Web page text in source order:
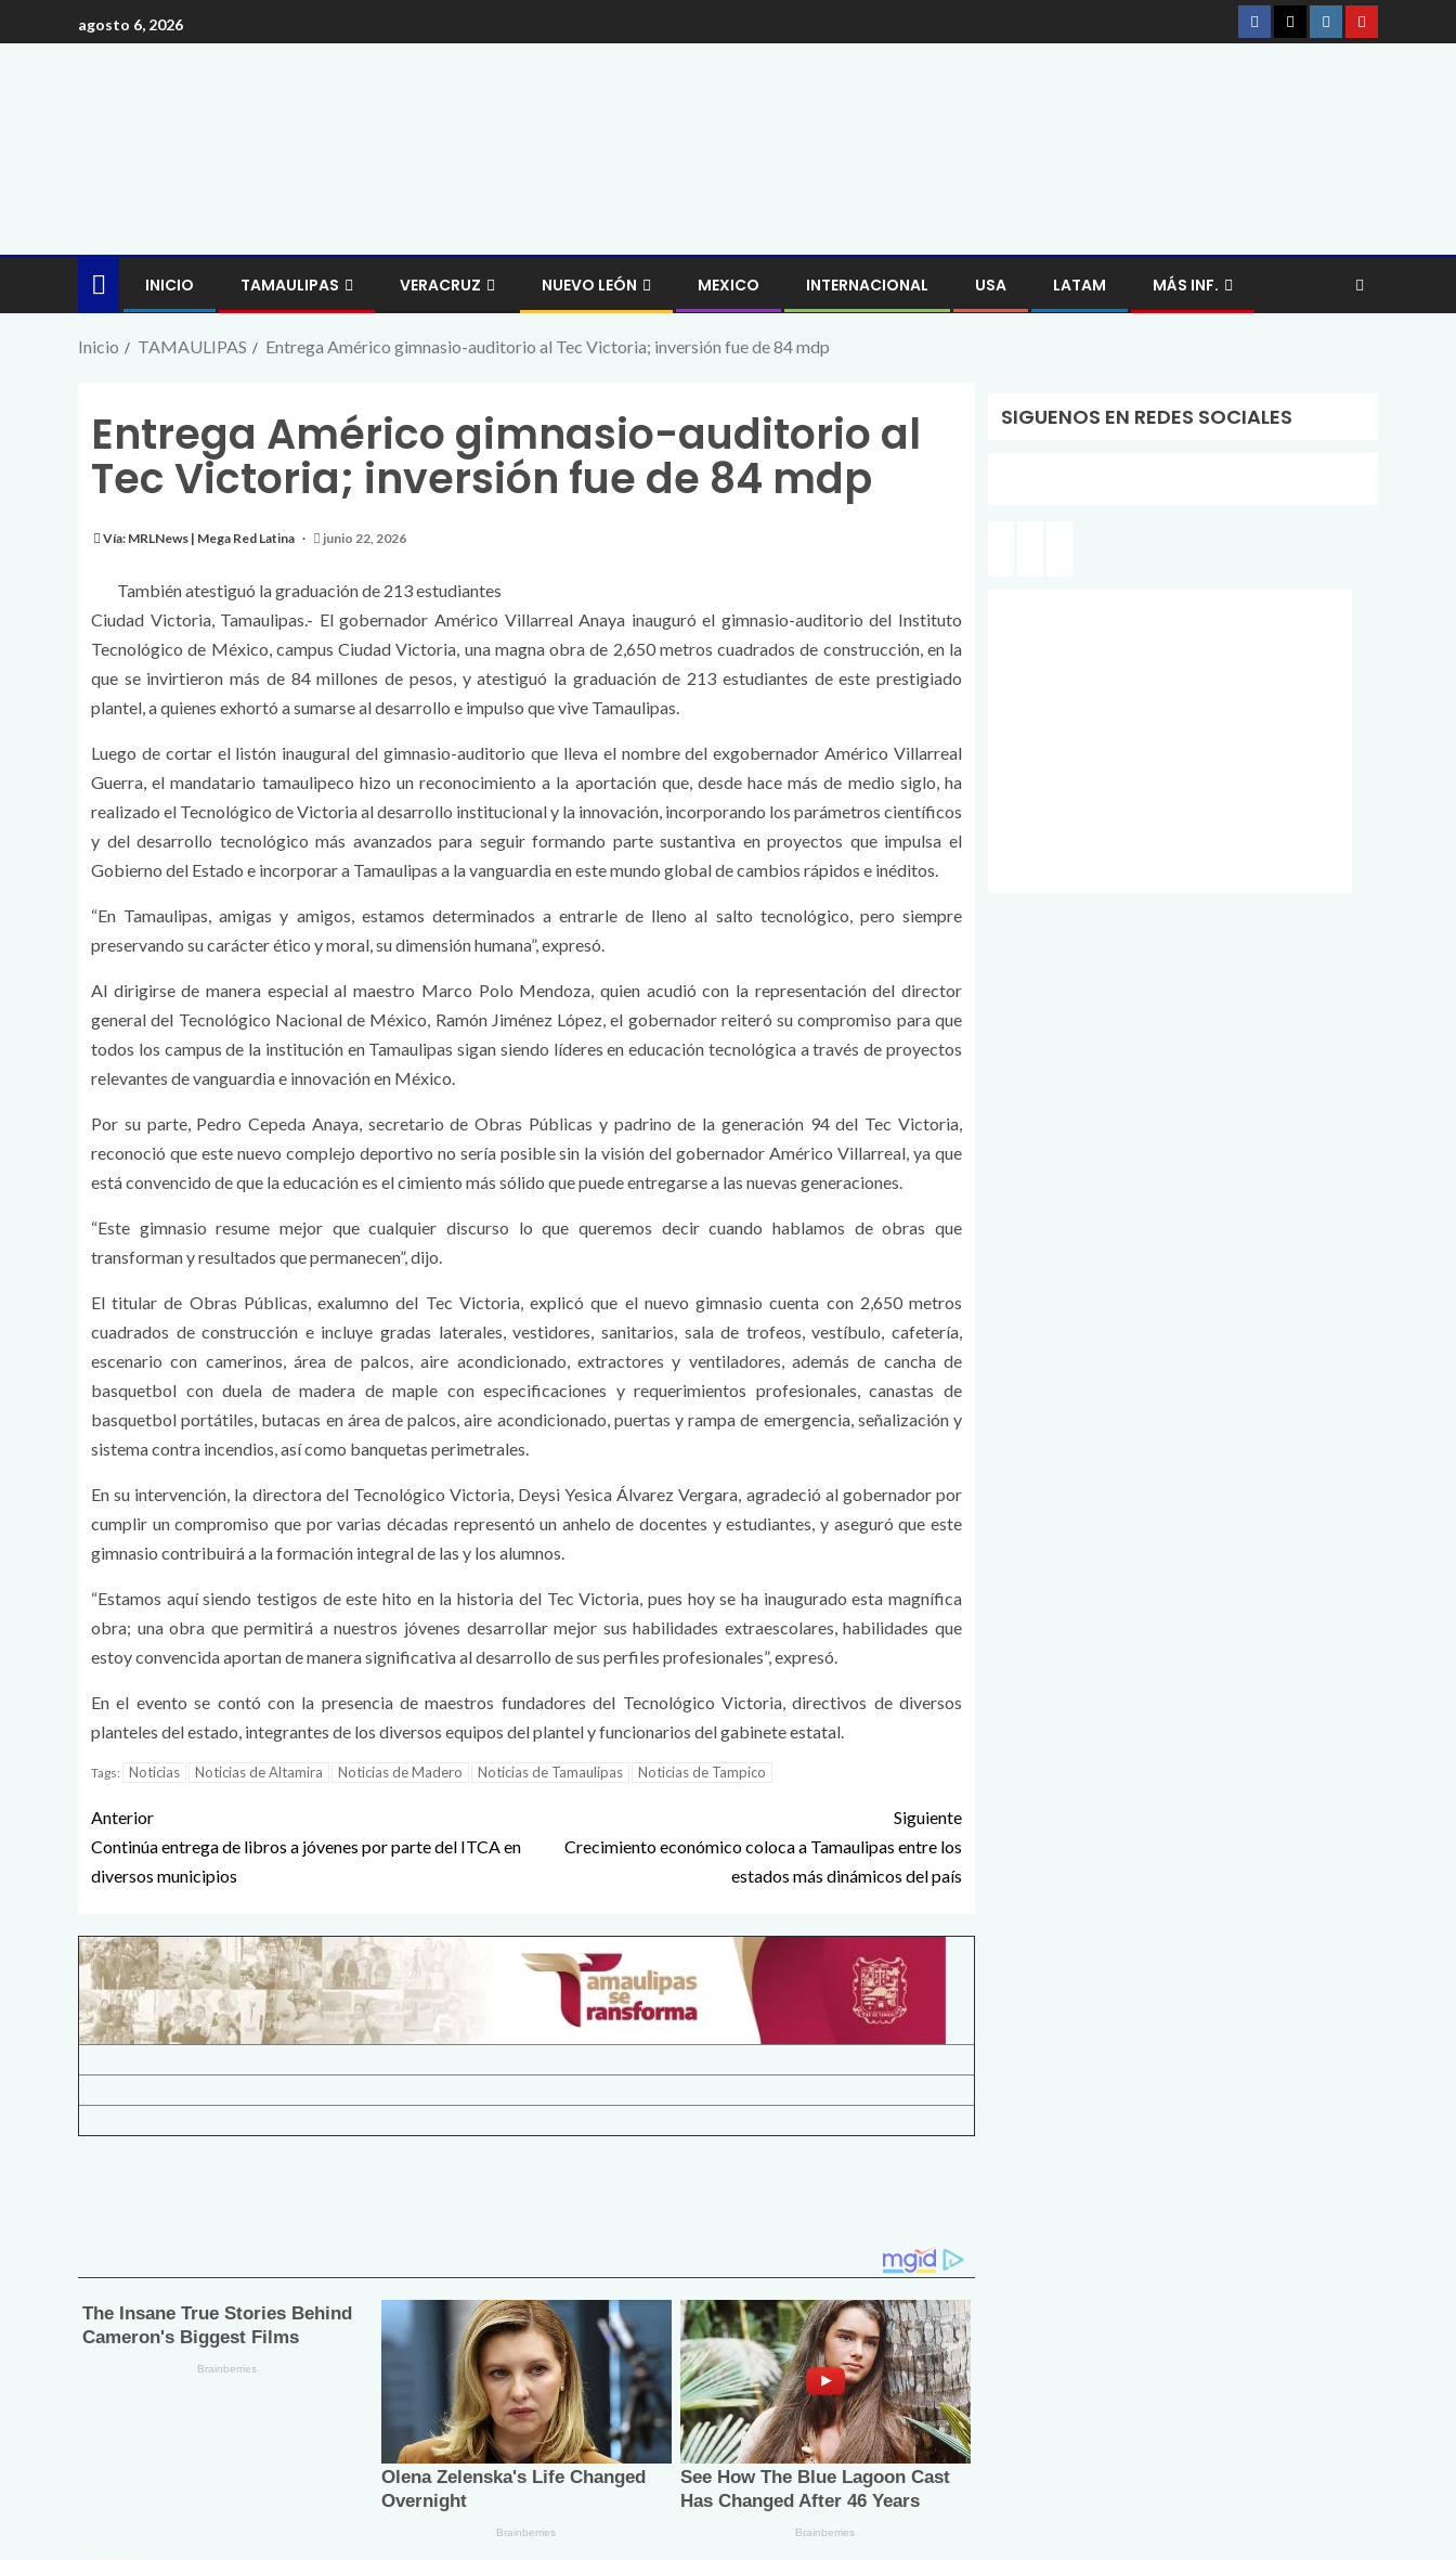
agosto 6, 2026
INICIO TAMAULIPAS VERACRUZ NUEVO LEÓN MEXICO INTERNACIONAL USA LATAM MÁS INF.
Inicio TAMAULIPAS Entrega Américo gimnasio-auditorio al Tec Victoria; inversión fue de 84 mdp
Entrega Américo gimnasio-auditorio al
Tec Victoria; inversión fue de 84 mdp
Vía: MRLNews | Mega Red Latina junio 22, 2026
También atestiguó la graduación de 213 estudiantes
Ciudad Victoria, Tamaulipas.- El gobernador Américo Villarreal Anaya inauguró el gimnasio-auditorio del Instituto
Tecnológico de México, campus Ciudad Victoria, una magna obra de 2,650 metros cuadrados de construcción, en la
que se invirtieron más de 84 millones de pesos, y atestiguó la graduación de 213 estudiantes de este prestigiado
plantel, a quienes exhortó a sumarse al desarrollo e impulso que vive Tamaulipas.
Luego de cortar el listón inaugural del gimnasio-auditorio que lleva el nombre del exgobernador Américo Villarreal
Guerra, el mandatario tamaulipeco hizo un reconocimiento a la aportación que, desde hace más de medio siglo, ha
realizado el Tecnológico de Victoria al desarrollo institucional y la innovación, incorporando los parámetros científicos
y del desarrollo tecnológico más avanzados para seguir formando parte sustantiva en proyectos que impulsa el
Gobierno del Estado e incorporar a Tamaulipas a la vanguardia en este mundo global de cambios rápidos e inéditos.
“En Tamaulipas, amigas y amigos, estamos determinados a entrarle de lleno al salto tecnológico, pero siempre
preservando su carácter ético y moral, su dimensión humana”, expresó.
Al dirigirse de manera especial al maestro Marco Polo Mendoza, quien acudió con la representación del director
general del Tecnológico Nacional de México, Ramón Jiménez López, el gobernador reiteró su compromiso para que
todos los campus de la institución en Tamaulipas sigan siendo líderes en educación tecnológica a través de proyectos
relevantes de vanguardia e innovación en México.
Por su parte, Pedro Cepeda Anaya, secretario de Obras Públicas y padrino de la generación 94 del Tec Victoria,
reconoció que este nuevo complejo deportivo no sería posible sin la visión del gobernador Américo Villarreal, ya que
está convencido de que la educación es el cimiento más sólido que puede entregarse a las nuevas generaciones.
“Este gimnasio resume mejor que cualquier discurso lo que queremos decir cuando hablamos de obras que
transforman y resultados que permanecen”, dijo.
El titular de Obras Públicas, exalumno del Tec Victoria, explicó que el nuevo gimnasio cuenta con 2,650 metros
cuadrados de construcción e incluye gradas laterales, vestidores, sanitarios, sala de trofeos, vestíbulo, cafetería,
escenario con camerinos, área de palcos, aire acondicionado, extractores y ventiladores, además de cancha de
basquetbol con duela de madera de maple con especificaciones y requerimientos profesionales, canastas de
basquetbol portátiles, butacas en área de palcos, aire acondicionado, puertas y rampa de emergencia, señalización y
sistema contra incendios, así como banquetas perimetrales.
En su intervención, la directora del Tecnológico Victoria, Deysi Yesica Álvarez Vergara, agradeció al gobernador por
cumplir un compromiso que por varias décadas representó un anhelo de docentes y estudiantes, y aseguró que este
gimnasio contribuirá a la formación integral de las y los alumnos.
“Estamos aquí siendo testigos de este hito en la historia del Tec Victoria, pues hoy se ha inaugurado esta magnífica
obra; una obra que permitirá a nuestros jóvenes desarrollar mejor sus habilidades extraescolares, habilidades que
estoy convencida aportan de manera significativa al desarrollo de sus perfiles profesionales”, expresó.
En el evento se contó con la presencia de maestros fundadores del Tecnológico Victoria, directivos de diversos
planteles del estado, integrantes de los diversos equipos del plantel y funcionarios del gabinete estatal.
Tags: Noticias Noticias de Altamira Noticias de Madero Noticias de Tamaulipas Noticias de Tampico
Anterior
Continúa entrega de libros a jóvenes por parte del ITCA en
diversos municipios
Siguiente
Crecimiento económico coloca a Tamaulipas entre los
estados más dinámicos del país
SIGUENOS EN REDES SOCIALES